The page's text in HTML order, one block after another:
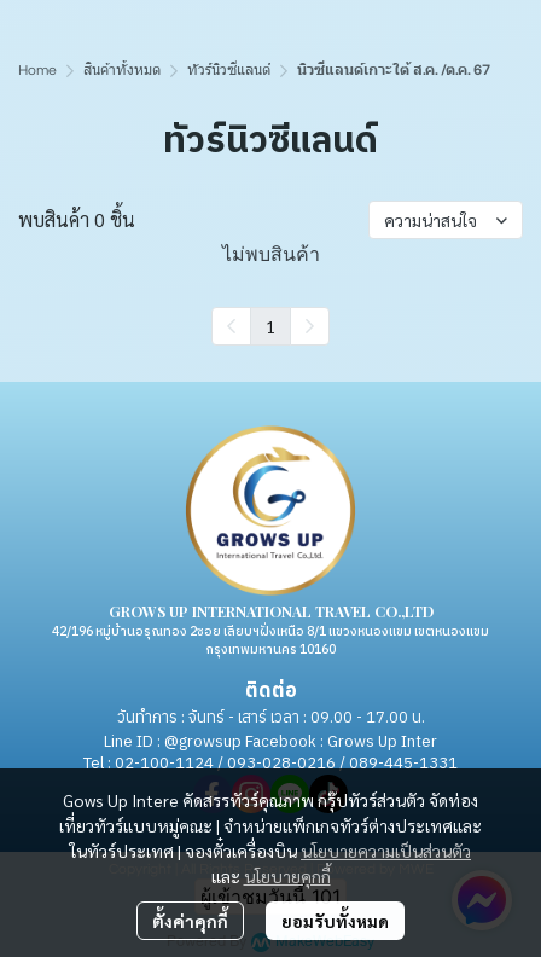
Home สินค้าทั้งหมด ทัวร์นิวซีแลนด์ นิวซีแลนด์เกาะใต้ ส.ค. /ต.ค. 67
ทัวร์นิวซีแลนด์
พบสินค้า 0 ชิ้น ความน่าสนใจ
ไม่พบสินค้า
1
Gows Up Intere คัดสรรทัวร์คุณภาพ กรุ๊ปทัวร์ส่วนตัว จัดท่อง
เที่ยวทัวร์แบบหมู่คณะ | จำหน่ายแพ็กเกจทัวร์ต่างประเทศและ
ในทัวร์ประเทศ | จองตั๋วเครื่องบินนโยบายความเป็นส่วนตัว
และ นโยบายคุกกี้
ตั้งค่าคุกกี้ ยอมรับทั้งหมด
GROWS UP INTERNATIONAL TRAVEL CO.,LTD
42/196 หมู่บ้านอรุณทอง 2ซอย เลียบฯฝั่งเหนือ 8/1 แขวงหนองแขม เขตหนองแขม
กรุงเทพมหานคร 10160
ติดต่อ
วันทำการ : จันทร์ - เสาร์ เวลา : 09.00 - 17.00 น.
Line ID : @growsup Facebook : Grows Up Inter
Tel : 02-100-1124 / 093-028-0216 / 089-445-1331
Copyright | All Rights Reserved | Powered by MWE
ผู้เข้าชมวันนี้101
Powered By MakeWebEasy